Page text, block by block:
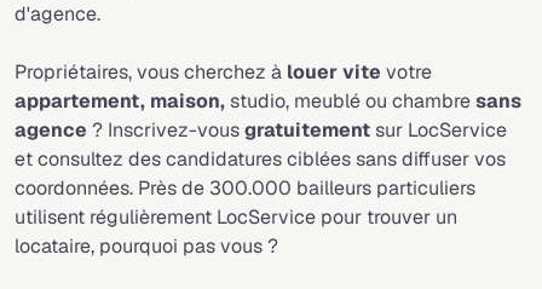
d'agence.
Propriétaires, vous cherchez à louer vite votre
appartement, maison,studio, meublé ou chambresans
agence ? Inscrivez-vousgratuitementsur LocService
et consultez des candidatures ciblées sans diffuser vos
coordonnées. Près de 300.000 bailleurs particuliers
utilisent régulièrement LocService pour trouver un
locataire, pourquoi pas vous ?